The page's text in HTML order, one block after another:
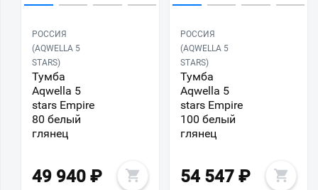
РОССИЯ
(AQWELLA 5
STARS)
Тумба
Aqwella 5
stars Empire
80 белый
глянец
49 940 ₽
РОССИЯ
(AQWELLA 5
STARS)
Тумба
Aqwella 5
stars Empire
100 белый
глянец
54 547 ₽